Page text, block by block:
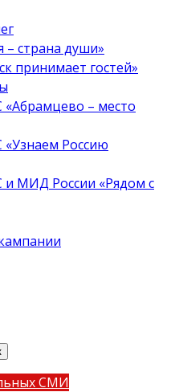
– страна души»
принимает гостей»
– место
Россию
МИД России «Рядом с
СМИ